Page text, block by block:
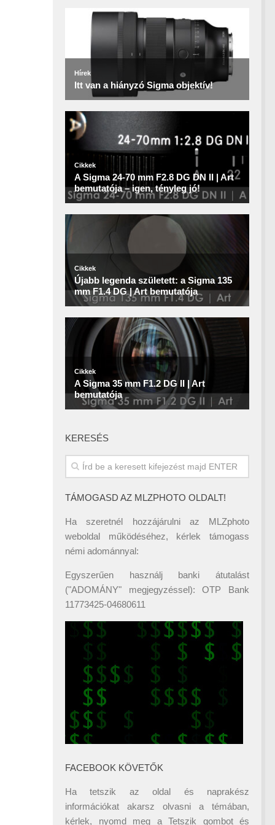
KERESÉS
TÁMOGASD AZ MLZPHOTO OLDALT!
Ha szeretnél hozzájárulni az MLZphoto
weboldal működéséhez, kérlek támogass
némi adománnyal:
Egyszerűen használj banki átutalást
("ADOMÁNY" megjegyzéssel): OTP Bank
11773425-04680611
FACEBOOK KÖVETŐK
Ha tetszik az oldal és naprakész
információkat akarsz olvasni a témában,
kérlek, nyomd meg a Tetszik gombot és